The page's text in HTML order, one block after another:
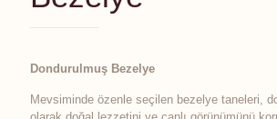
Dondurulmuş Bezelye
Mevsiminde özenle seçilen bezelye taneleri,